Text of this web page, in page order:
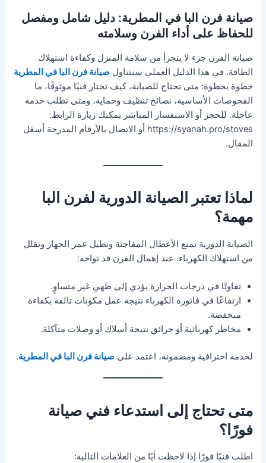
صيانة فرن البا في المطرية: دليل شامل ومفصل
للحفاظ على أداء الفرن وسلامته
صيانة الفرن جزء لا يتجزأ من سلامة المنزل وكفاءة استهلاك
الطاقة. في هذا الدليل العملي سنتناولصيانة فرن البا في المطرية
خطوة بخطوة: متى تحتاج للصيانة، كيف تختار فنيًا موثوقًا، ما
الفحوصات الأساسية، نصائح تنظيف وحماية، ومتى تطلب خدمة
عاجلة. للحجز أو الاستفسار المباشر يمكنك زيارة الرابط:
https://syanah.pro/stoves أو الاتصال بالأرقام المدرجة أسفل
المقال.
لماذا تعتبر الصيانة الدورية لفرن البا
مهمة؟
الصيانة الدورية تمنع الأعطال المفاجئة وتطيل عمر الجهاز وتقلل
من استهلاك الكهرباء. عند إهمال الفرن قد تواجه:
تفاوتًا في درجات الحرارة يؤدي إلى طهي غير متساوٍ.
ارتفاعًا في فاتورة الكهرباء نتيجة عمل مكونات تالفة بكفاءة
منخفضة.
مخاطر كهربائية أو حرائق نتيجة أسلاك أو وصلات متآكلة.
لخدمة احترافية ومضمونة، اعتمد علىصيانة فرن البا في المطرية.
متى تحتاج إلى استدعاء فني صيانة
فورًا؟
اطلب فنيًا فورًا إذا لاحظت أيًا من العلامات التالية: